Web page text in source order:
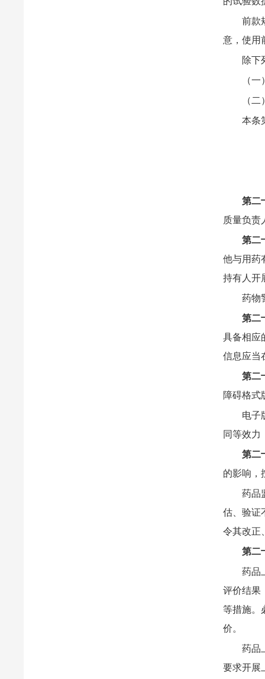
前款
意，使用
除下
（
（
本条
第二
质量负责
第二
他与用药
持有人开
药物
第二
具备相应
信息应当
第二
障碍格式
电子
同等效力
第二
的影响，
药品
估、验证
令其改正
第二
药品
评价结果
等措施。
价。
药品
要求开展